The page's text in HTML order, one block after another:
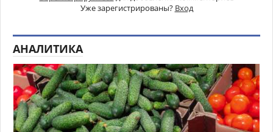
Уже зарегистрированы? Вход
АНАЛИТИКА